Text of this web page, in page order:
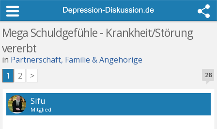
Mega Schuldgefühle - Krankheit/Störung
vererbt
in Partnerschaft, Familie & Angehörige
28
1 2 >
Sifu
Mitglied